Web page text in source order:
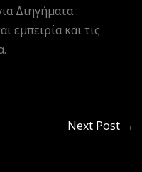
Διηγήματα :
εμπειρία και τις
Next Post →